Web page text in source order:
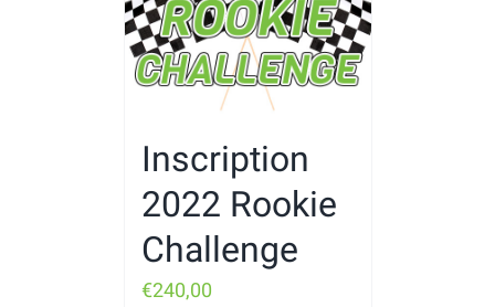
Inscription
2022 Rookie
Challenge
€240,00